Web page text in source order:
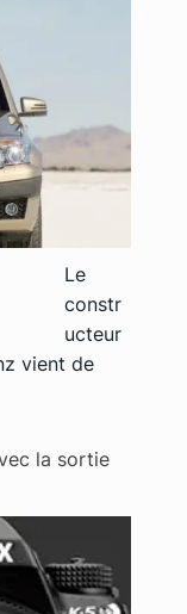
Le
constr
ucteur
vient de
la sortie